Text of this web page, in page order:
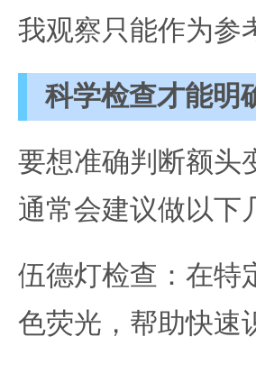
我观察只能作为参
科学检查才能明
要想准确判断额头
通常会建议做以下
伍德灯检查：在特
色荧光，帮助快速